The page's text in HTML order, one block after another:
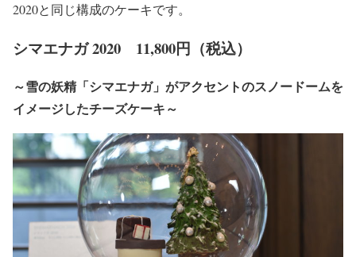
2020と同じ構成のケーキです。
シマエナガ 2020 11,800円（税込）
～雪の妖精「シマエナガ」がアクセントのスノードームを
イメージしたチーズケーキ～